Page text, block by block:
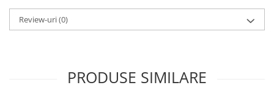
Accesorii Auto
Covorase Auto
Review-uri(0)
PRODUSE SIMILARE